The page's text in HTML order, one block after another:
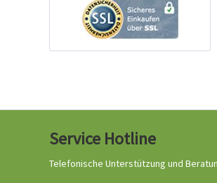
Service Hotline
Telefonische Unterstützung und